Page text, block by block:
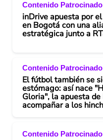
Contenido Patrocinado
inDrive apuesta por
en Bogotá con una
estratégica junto a
Contenido Patrocinado
El fútbol también se
estómago: así nace
Gloria", la apuesta de
acompañar a los
Contenido Patrocinado